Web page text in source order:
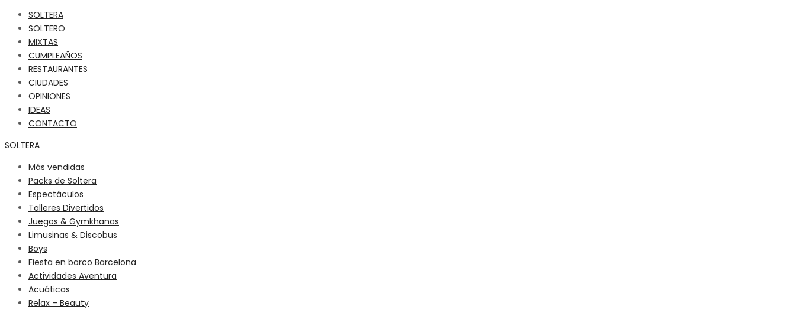
SOLTERA
SOLTERO
MIXTAS
CUMPLEAÑOS
RESTAURANTES
CIUDADES
OPINIONES
IDEAS
CONTACTO
SOLTERA
Más vendidas
Packs de Soltera
Espectáculos
Talleres Divertidos
Juegos & Gymkhanas
Limusinas & Discobus
Boys
Fiesta en barco Barcelona
Actividades Aventura
Acuáticas
Relax – Beauty